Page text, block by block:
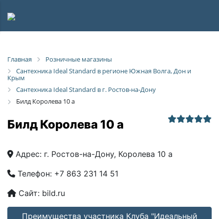
Главная
Розничные магазины
Сантехника Ideal Standard в регионе Южная Волга, Дон и
Крым
Сантехника Ideal Standard в г. Ростов-на-Дону
Билд Королева 10 а
Билд Королева 10 а
Адрес: г. Ростов-на-Дону, Королева 10 а
Телефон: +7 863 231 14 51
Сайт: bild.ru
Преимущества участника Клуба "Идеальный